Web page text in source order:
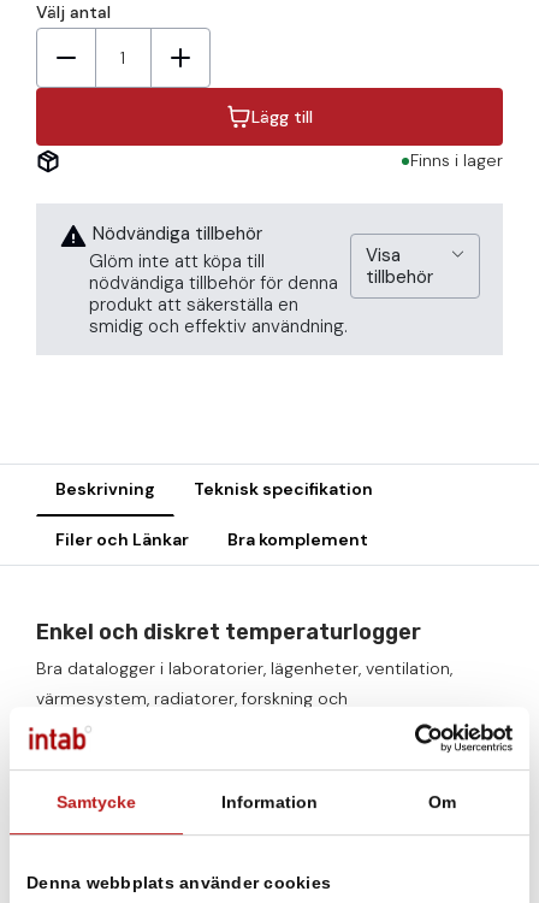
Samtycke Information Om
Denna webbplats använder cookies
Välj antal
1
Lägg till
Finns i lager
Nödvändiga tillbehör
Glöm inte att köpa till
nödvändiga tillbehör för denna
produkt att säkerställa en
smidig och effektiv användning.
Visa
tillbehör
Beskrivning Teknisk specifikation
Filer och Länkar Bra komplement
Enkel och diskret temperaturlogger
Bra datalogger i laboratorier, lägenheter, ventilation,
värmesystem, radiatorer, forskning och
sommarstugan.
Loggern har förlängd givare, avtagbar
givare. Den tunna givare har snabb responstid och kan
Längden på givaren är 60 cm. För alla givarens mått,